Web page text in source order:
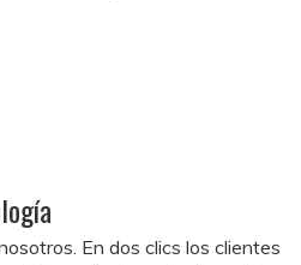
En dos clics los clientes